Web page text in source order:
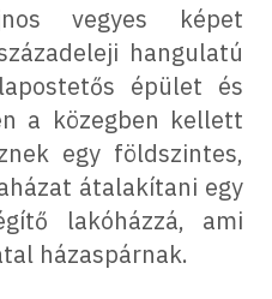
vegyes képet
hangulatú
épület és
a közegben kellett
egy földszintes,
átalakítani egy
lakóházzá, ami
házaspárnak.